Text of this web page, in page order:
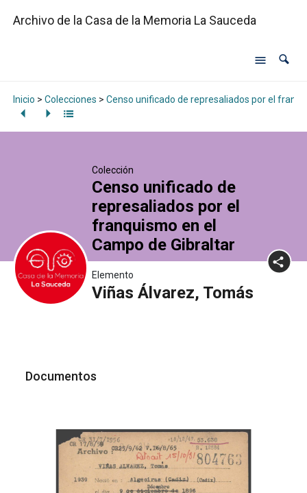
Archivo de la Casa de la Memoria La Sauceda
Inicio > Colecciones > Censo unificado de represaliados por el
Colección
Censo unificado de
represaliados por el
franquismo en el
Campo de Gibraltar
Elemento
Viñas Álvarez, Tomás
Documentos